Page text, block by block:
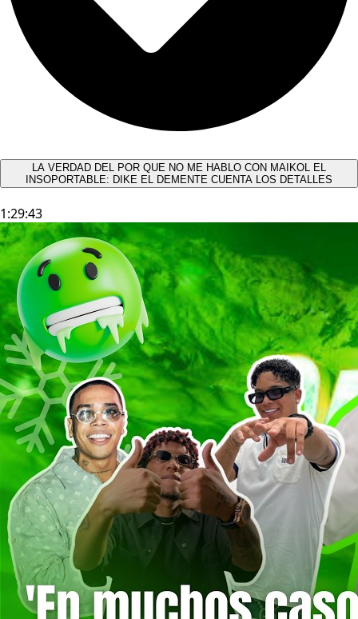
LA VERDAD DEL POR QUE NO ME HABLO CON MAIKOL EL
INSOPORTABLE: DIKE EL DEMENTE CUENTA LOS DETALLES
1:29:43